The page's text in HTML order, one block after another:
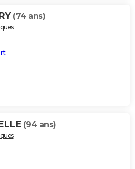
(74 ans)
(94 ans)